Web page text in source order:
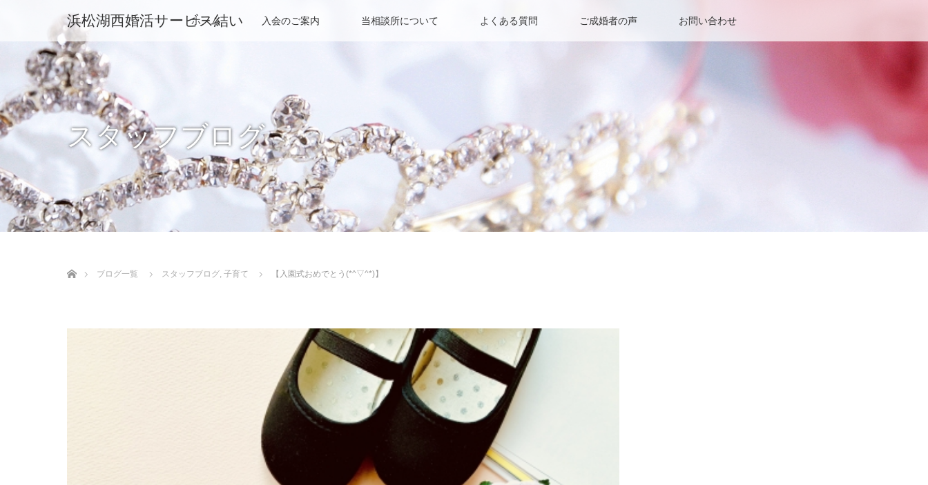
浜松湖西婚活サービス結い
ホーム 入会のご案内 当相談所について よくある質問 ご成婚者の声 お問い合わせ
スタッフブログ
ブログ一覧
スタッフブログ, 子育て 【入園式おめでとう(*^▽^*)】